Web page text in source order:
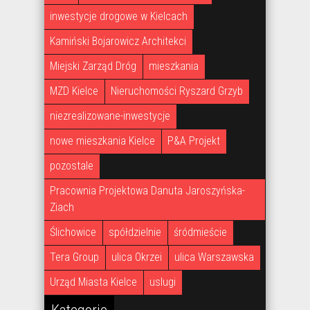
inwestycje drogowe w Kielcach
Kamiński Bojarowicz Architekci
Miejski Zarząd Dróg
mieszkania
MZD Kielce
Nieruchomości Ryszard Grzyb
niezrealizowane-inwestycje
nowe mieszkania Kielce
P&A Projekt
pozostale
Pracownia Projektowa Danuta Jaroszyńska-
Ziach
Ślichowice
spółdzielnie
śródmieście
Tera Group
ulica Okrzei
ulica Warszawska
Urząd Miasta Kielce
uslugi